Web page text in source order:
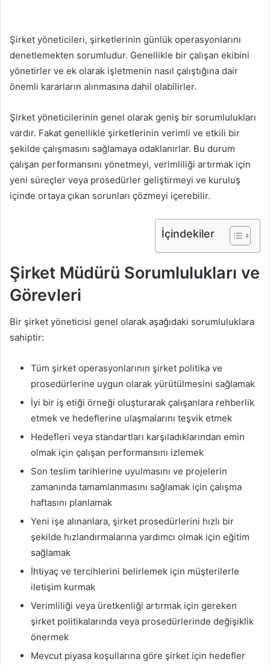
Şirket yöneticileri, şirketlerinin günlük operasyonlarını
denetlemekten sorumludur. Genellikle bir çalışan ekibini
yönetirler ve ek olarak işletmenin nasıl çalıştığına dair
önemli kararların alınmasına dahil olabilirler.
Şirket yöneticilerinin genel olarak geniş bir sorumlulukları
vardır. Fakat genellikle şirketlerinin verimli ve etkili bir
şekilde çalışmasını sağlamaya odaklanırlar. Bu durum
çalışan performansını yönetmeyi, verimliliği artırmak için
yeni süreçler veya prosedürler geliştirmeyi ve kuruluş
içinde ortaya çıkan sorunları çözmeyi içerebilir.
İçindekiler
Şirket Müdürü Sorumlulukları ve
Görevleri
Bir şirket yöneticisi genel olarak aşağıdaki sorumluluklara
sahiptir:
Tüm şirket operasyonlarının şirket politika ve
prosedürlerine uygun olarak yürütülmesini sağlamak
İyi bir iş etiği örneği oluşturarak çalışanlara rehberlik
etmek ve hedeflerine ulaşmalarını teşvik etmek
Hedefleri veya standartları karşıladıklarından emin
olmak için çalışan performansını izlemek
Son teslim tarihlerine uyulmasını ve projelerin
zamanında tamamlanmasını sağlamak için çalışma
haftasını planlamak
Yeni işe alınanlara, şirket prosedürlerini hızlı bir
şekilde hızlandırmalarına yardımcı olmak için eğitim
sağlamak
İhtiyaç ve tercihlerini belirlemek için müşterilerle
iletişim kurmak
Verimliliği veya üretkenliği artırmak için gereken
şirket politikalarında veya prosedürlerinde değişiklik
önermek
Mevcut piyasa koşullarına göre şirket için hedefler